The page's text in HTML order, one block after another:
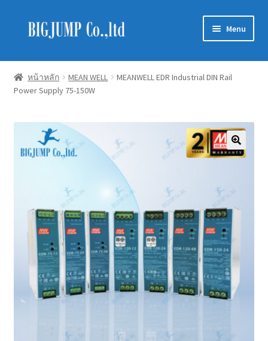
Skip
Skip
Menu
Schneider Electric
Philips Lighting
EVE Lighting
MEAN WELL
LUXRAM
GATA
Marvel electric
หน้าหลัก MEAN WELL
MEANWELL EDR Industrial DIN Rail
Power Supply 75-150W